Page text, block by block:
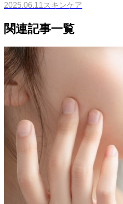
2025.06.11 スキンケア
関連記事一覧